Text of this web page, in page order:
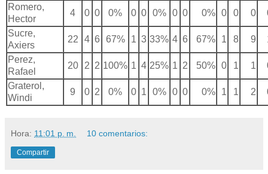
Romero,
Hector
4 0 0 0% 0 0 0% 0 0 0% 0 0 0
Sucre,
Axiers
22 4 6 67% 1 3 33% 4 6 67% 1 8 9
Perez,
Rafael
20 2 2 100% 1 4 25% 1 2 50% 0 1 1
Graterol,
Windi
9 0 2 0% 0 1 0% 0 0 0% 1 1 2
Hora: 11:01 p. m. 10 comentarios:
Compartir